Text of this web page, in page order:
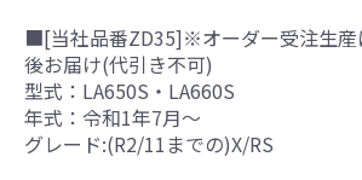
■[当社品番ZD35]※オーダー受注生産
後お届け(代引き不可)
型式：LA650S・LA660S
年式：令和1年7月～
グレード:(R2/11までの)X/RS